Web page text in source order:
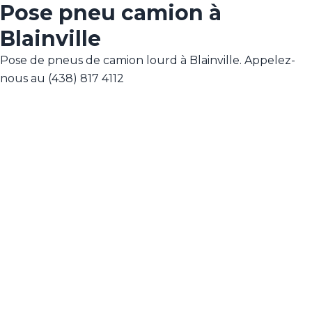
Pose pneu camion à
Blainville
Pose de pneus de camion lourd à Blainville. Appelez-
nous au (438) 817 4112